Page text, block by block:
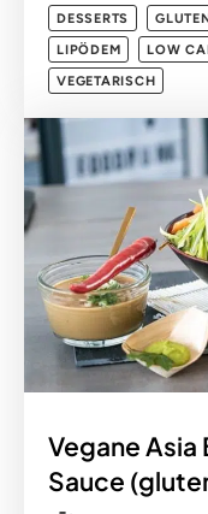
DESSERTS
LIPÖDEM
LOW
VEGETARISCH
Vegane
Sauce